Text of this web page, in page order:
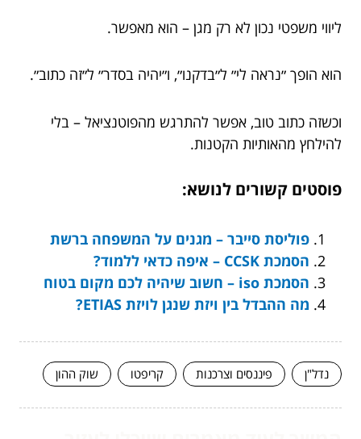
ליווי משפטי נכון לא רק מגן – הוא מאפשר.
הוא הופך ״נראה לי״ ל״בדקנו״, ו״יהיה בסדר״ ל״זה כתוב״.
וכשזה כתוב טוב, אפשר להתרגש מהפוטנציאל – בלי
להילחץ מהאותיות הקטנות.
פוסטים קשורים לנושא:
פוליסת סייבר – מגנים על המשפחה ברשת
הסמכת CCSK – איפה כדאי ללמוד?
הסמכת iso – חשוב שיהיה לכם מקום בטוח
מה ההבדל בין ויזת שנגן לויזת ETIAS?
נדל"ן פיננסים וצרכנות קריפטו שוק ההון